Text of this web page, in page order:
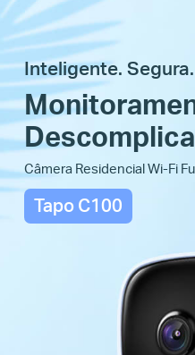
Inteligente.
Câmera Residencial Wi-Fi
Tapo C100